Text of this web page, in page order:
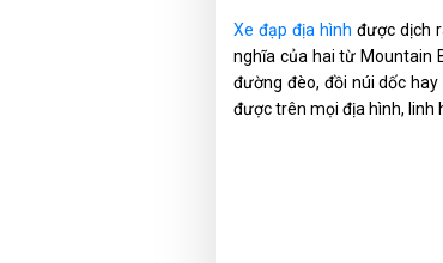
Xe đạp địa hình được dịch
nghĩa của hai từ Mountain
đường đèo, đồi núi dốc
được trên mọi địa hình, linh